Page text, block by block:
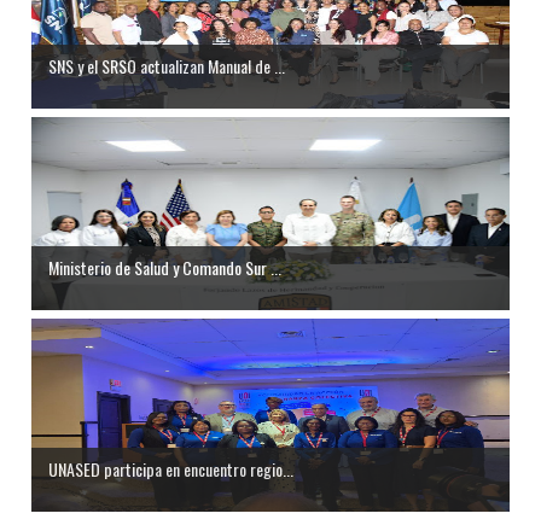
SNS y el SRSO actualizan Manual de ...
Ministerio de Salud y Comando Sur ...
UNASED participa en encuentro regio...